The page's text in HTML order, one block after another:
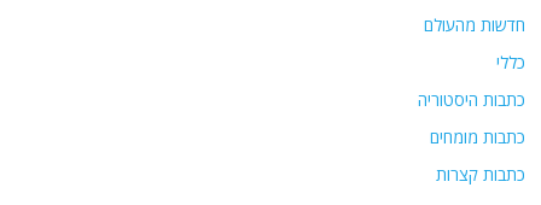
חדשות מהעולם
כללי
כתבות היסטוריה
כתבות מומחים
כתבות קצרות